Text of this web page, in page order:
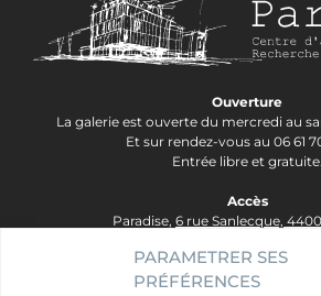
PARAMETRER SES
PRÉFÉRENCES
Ouverture
La galerie est ouverte du mercredi au
Et sur rendez-vous au 06 61
Entrée libre et gratuite.
Accès
Paradise, 6 rue Sanlecque,
contact@galerie-